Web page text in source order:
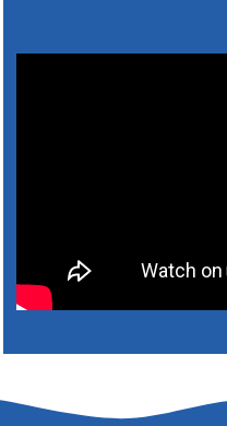
4. augusta 2026 10:05
Zberný dvor-
bude zberný dvor